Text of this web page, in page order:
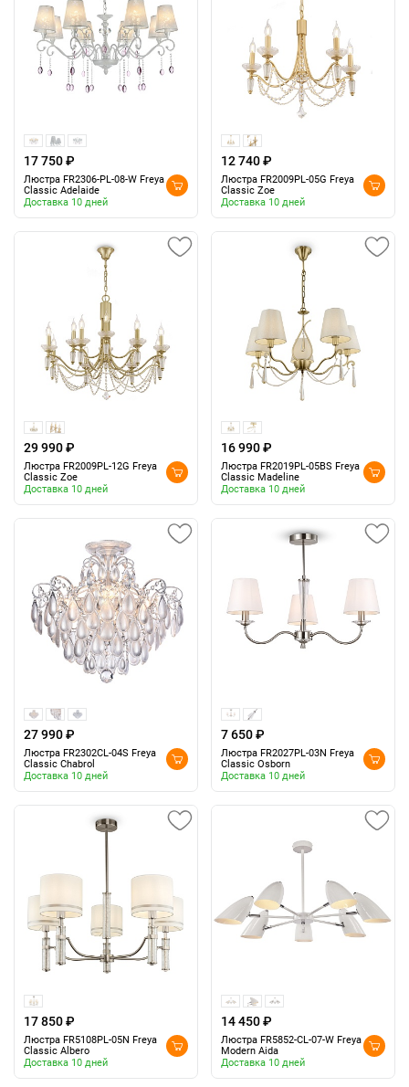
17 750 ₽
Люстра FR2306-PL-08-W Freya
Classic Adelaide
Доставка 10 дней
12 740 ₽
Люстра FR2009PL-05G Freya
Classic Zoe
Доставка 10 дней
29 990 ₽
Люстра FR2009PL-12G Freya
Classic Zoe
Доставка 10 дней
16 990 ₽
Люстра FR2019PL-05BS Freya
Classic Madeline
Доставка 10 дней
27 990 ₽
Люстра FR2302CL-04S Freya
Classic Chabrol
Доставка 10 дней
7 650 ₽
Люстра FR2027PL-03N Freya
Classic Osborn
Доставка 10 дней
17 850 ₽
Люстра FR5108PL-05N Freya
Classic Albero
Доставка 10 дней
14 450 ₽
Люстра FR5852-CL-07-W Freya
Modern Aida
Доставка 10 дней